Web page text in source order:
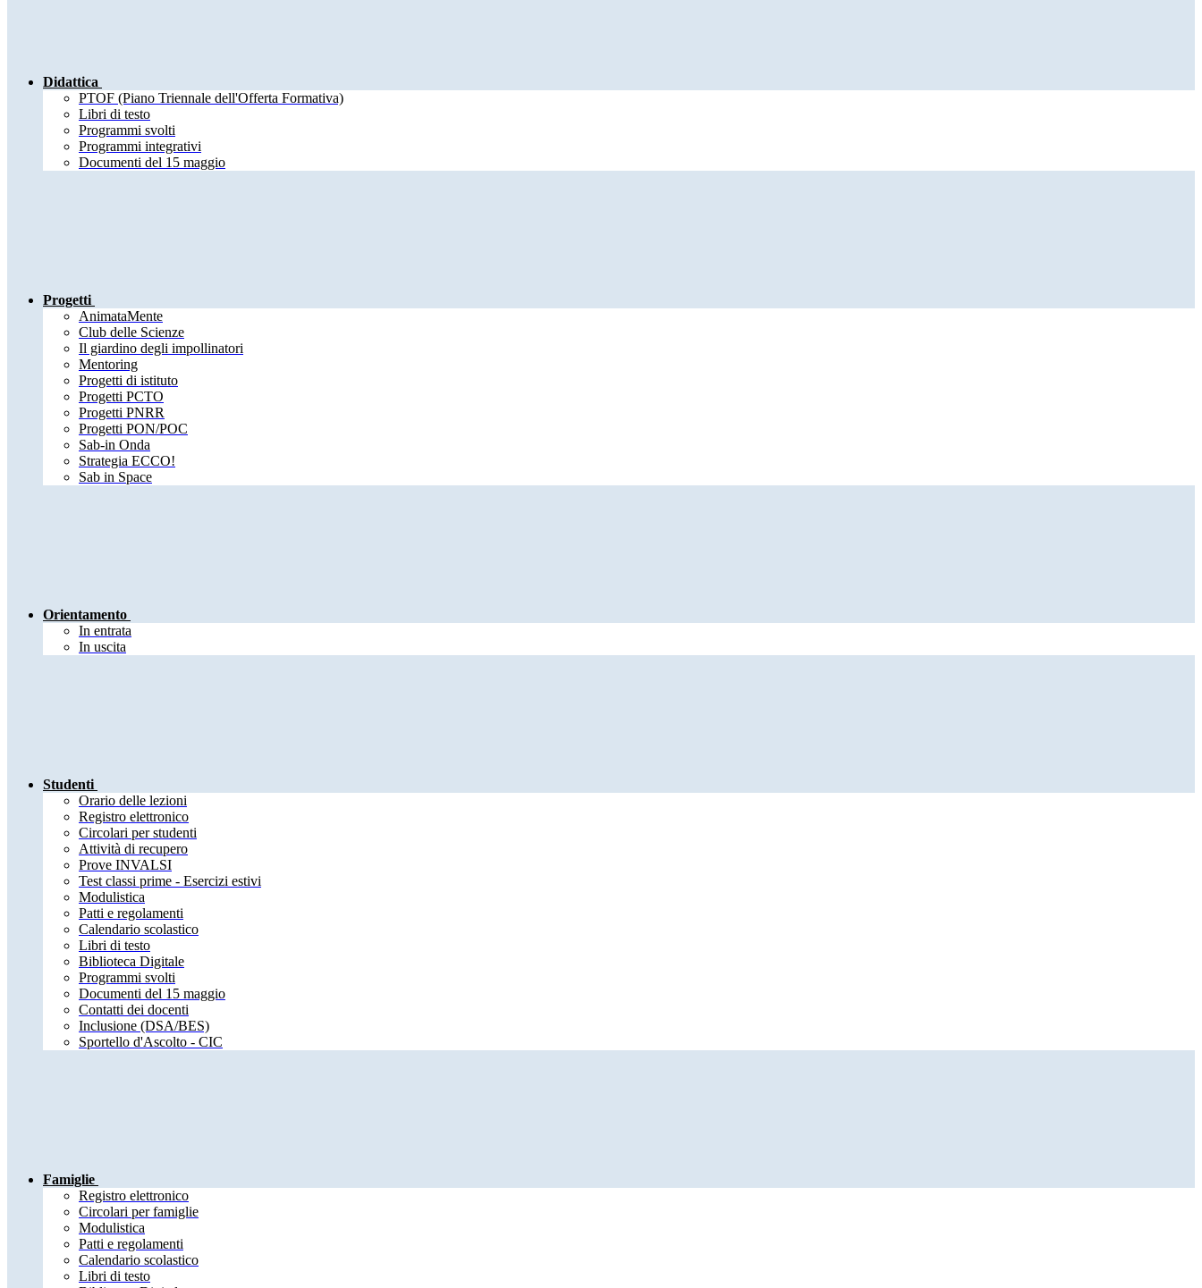
Didattica
PTOF (Piano Triennale dell'Offerta Formativa)
Libri di testo
Programmi svolti
Programmi integrativi
Documenti del 15 maggio
Progetti
AnimataMente
Club delle Scienze
Il giardino degli impollinatori
Mentoring
Progetti di istituto
Progetti PCTO
Progetti PNRR
Progetti PON/POC
Sab-in Onda
Strategia ECCO!
Sab in Space
Orientamento
In entrata
In uscita
Studenti
Orario delle lezioni
Registro elettronico
Circolari per studenti
Attività di recupero
Prove INVALSI
Test classi prime - Esercizi estivi
Modulistica
Patti e regolamenti
Calendario scolastico
Libri di testo
Biblioteca Digitale
Programmi svolti
Documenti del 15 maggio
Contatti dei docenti
Inclusione (DSA/BES)
Sportello d'Ascolto - CIC
Famiglie
Registro elettronico
Circolari per famiglie
Modulistica
Patti e regolamenti
Calendario scolastico
Libri di testo